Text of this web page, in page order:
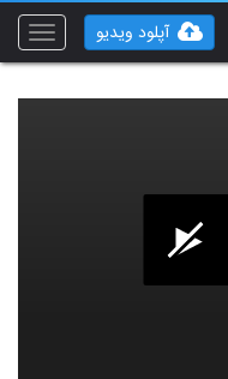
Toggle
آپلود ویدیو